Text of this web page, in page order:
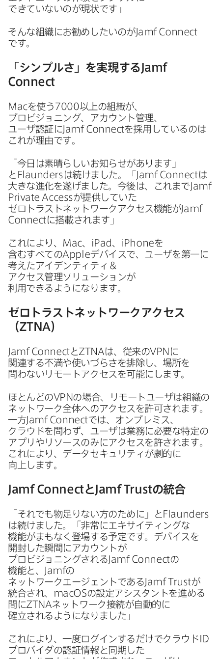
できていないのが​現状です」
そんな​組織に​お勧めしたいのがJamf Connect
です。
「シンプルさ」を​実現する Jamf
Connect
Macを​使う 7000以上の​組織が、​
プロビジョニング、​アカウント管理、​
ユーザ認証に Jamf Connectを​採用しているのは​
これが​理由です。
「今日は​素晴らしい​お知らせが​あります」
と Flaunders は​続けました。​「 Jamf Connectは​
大きな​進化を​遂げました。​今後は、​これまで Jamf
Private Accessが​提供していた​
ゼロトラストネットワークアクセス機能がJamf
Connectに​搭載されます」
これに​より、 Mac、 iPad iPhoneを​
含むすべてのAppleデバイスで、​ユーザを​第一に​
考えた​アイデンティティ＆
アクセス管理ソリューションが​
利用できるようになります。
ゼロトラストネットワークアクセス​
（ZTNA）
Jamf Connectと ZTNA は、​従来のVPN に​
関連する​不満や​使いづらさを​排除し、​場所を​
問わない​リモートアクセスを​可能にします。
ほとんどのVPN の​場合、​リモートユーザは​組織の​
ネットワーク全体​への​アクセスを​許可されます。​
一方Jamf Connectでは、​オンプレミス、​
クラウドを​問わず、​ユーザは​業務に​必要な​特定の​
アプリやリソースのみに​アクセスを​許されます。​
これに​より、​データセキュリティが​劇的に​
向上します。
Jamf Connectと Jamf Trustの​統合
「それでも​物足りない方の​ために」と Flaunders
は​続けました。​「非常に​エキサイティングな​
機能が​まもなく​登場する​予定です。​デバイスを​
開封した​瞬間に​アカウントが​
プロビジョニングされる Jamf Connectの​
機能と、
Jamfの​
ネットワークエージェントである Jamf Trustが​
統合され、
macOSの​設定アシスタントを​進める​
間にZTNAネットワーク接続が​自動的に​
確立されるようになりました」
これに​より、​一度​ログインするだけで​クラウド ID
プロバイダの​認証情報と​同期した​